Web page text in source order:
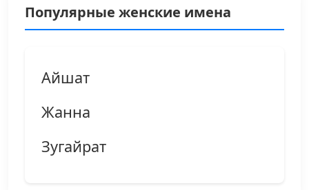
Популярные женские имена
Айшат
Жанна
Зугайрат